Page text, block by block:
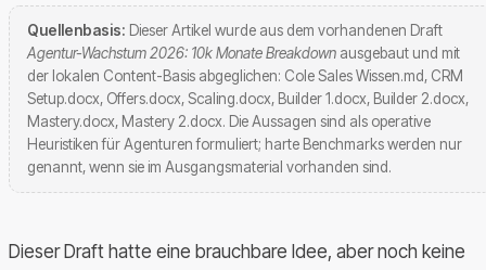
Quellenbasis: Dieser Artikel wurde aus dem vorhandenen Draft
Agentur-Wachstum 2026: 10k Monate Breakdown ausgebaut und mit
der lokalen Content-Basis abgeglichen: Cole Sales Wissen.md, CRM
Setup.docx, Offers.docx, Scaling.docx, Builder 1.docx, Builder 2.docx,
Mastery.docx, Mastery 2.docx. Die Aussagen sind als operative
Heuristiken für Agenturen formuliert; harte Benchmarks werden nur
genannt, wenn sie im Ausgangsmaterial vorhanden sind.
Dieser Draft hatte eine brauchbare Idee, aber noch keine